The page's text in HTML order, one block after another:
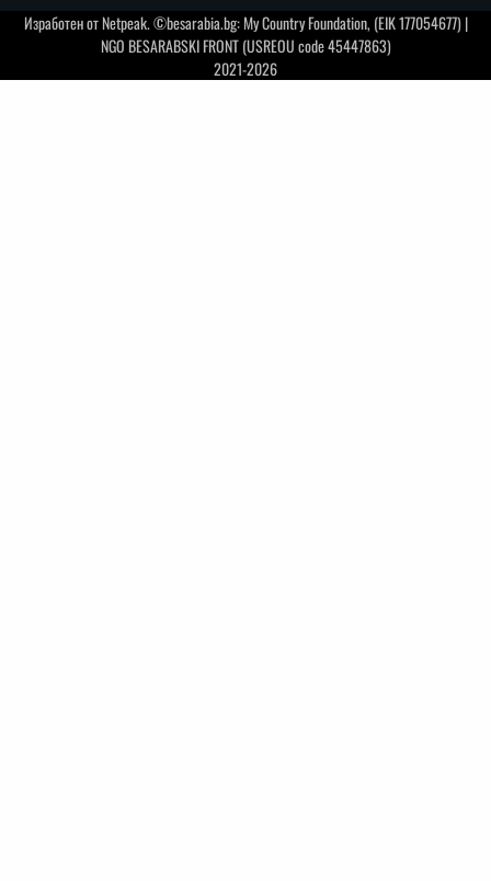
Изработен отNetpeak. ©besarabia.bg: My Country Foundation, (EIK 177054677) |
NGO BESARABSKI FRONT (USREOU code 45447863)
2021-2026